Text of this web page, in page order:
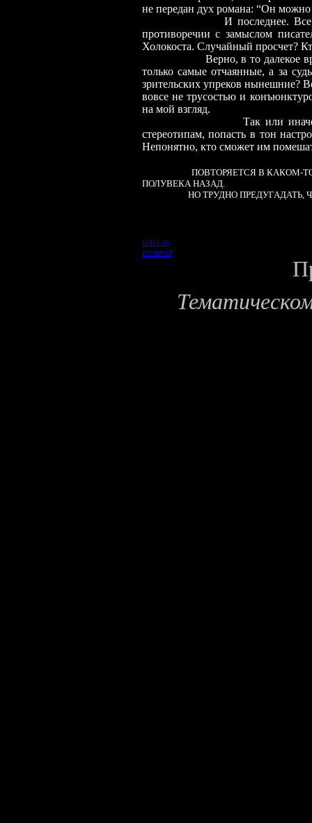
не передан дух романа: “Он можно
И последнее.
противоречии с замыслом
Холокоста. Случайный просчет?
Верно, в то далекое
только самые отчаянные, а за
зрительских упреков нынешние?
вовсе не трусостью и
на мой взгляд.
Так или
стереотипам, попасть в тон
Непонятно, кто сможет им
ПОВТОРЯЕТСЯ В КАКОМ-
ПОЛУВЕКА НАЗАД.
НО ТРУДНО ПРЕДУГАДАТЬ,
НАЧАЛО
ВОЗВРАТ
Предыдущие